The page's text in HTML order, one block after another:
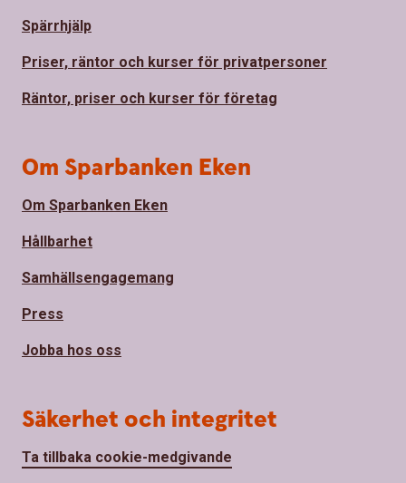
Spärrhjälp
Priser, räntor och kurser för privatpersoner
Räntor, priser och kurser för företag
Om Sparbanken Eken
Om Sparbanken Eken
Hållbarhet
Samhällsengagemang
Press
Jobba hos oss
Säkerhet och integritet
Ta tillbaka cookie-medgivande